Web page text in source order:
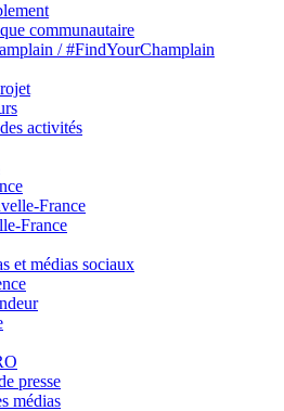
communautaire
/ #FindYourChamplain
activités
France
France
et médias sociaux
presse
médias